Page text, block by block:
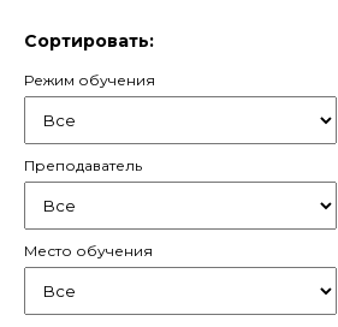
Сортировать:
Режим обучения
Преподаватель
Место обучения